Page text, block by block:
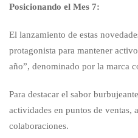
Posicionando el Mes 7:
El lanzamiento de estas
protagonista para mantener
año”, denominado por la marca
Para destacar el sabor
actividades en puntos de ventas,
colaboraciones.